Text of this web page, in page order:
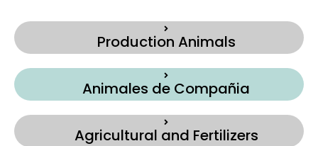
Production Animals
Animales de Compañia
Agricultural and Fertilizers